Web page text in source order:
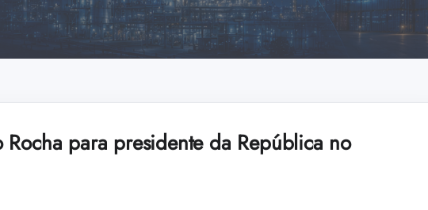
Rocha para presidente da República no